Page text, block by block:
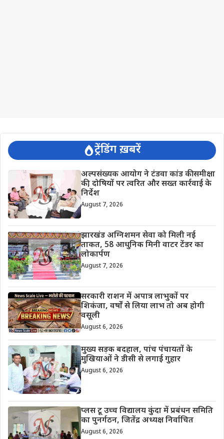
ट्रेंडिंग ख़बरें
अल्पसंख्यक आयोग ने टंडवा कांड की समीक्षा
की, दोषियों पर त्वरित और सख्त कार्रवाई के
निर्देश
August 7, 2026
झारखंड अग्निशमन सेवा को मिली नई
ताकत, 58 आधुनिक मिनी वाटर टेंडर का
लोकार्पण
August 7, 2026
सरकारी राशन में अपात्र लाभुकों पर
शिकंजा, वर्षों से लिया लाभ तो अब होगी
वसूली
August 6, 2026
मुख्य सड़क बदहाल, पांच पंचायतों के
मुखियाओं ने डीसी से लगाई गुहार
August 6, 2026
प्लस टू उच्च विद्यालय कुंदा में प्रबंधन समिति
का पुनर्गठन, जितेंद्र अध्यक्ष निर्वाचित
August 6, 2026